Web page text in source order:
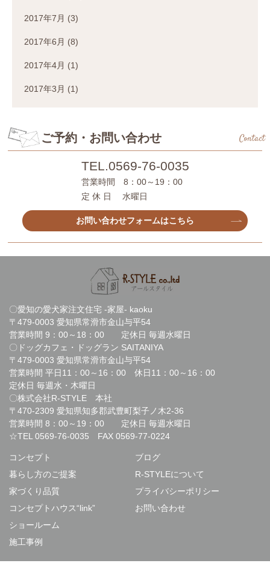
2017年7月 (3)
2017年6月 (8)
2017年4月 (1)
2017年3月 (1)
ご予約・お問い合わせ Contact
TEL.0569-76-0035
営業時間 8：00～19：00
定 休 日 水曜日
お問い合わせフォームはこちら
〇愛知の愛犬家注文住宅 -家屋- kaoku
〒479-0003 愛知県常滑市金山与平54
営業時間 9：00～18：00 定休日 毎週水曜日
〇ドッグカフェ・ドッグラン SAITANIYA
〒479-0003 愛知県常滑市金山与平54
営業時間 平日11：00～16：00 休日11：00～16：00
定休日 毎週水・木曜日
〇株式会社R-STYLE 本社
〒470-2309 愛知県知多郡武豊町梨子ノ木2-36
営業時間 8：00～19：00 定休日 毎週水曜日
☆TEL 0569-76-0035 FAX 0569-77-0224
コンセプト
暮らし方のご提案
家づくり品質
コンセプトハウス“link”
ショールーム
施工事例
ブログ
R-STYLEについて
プライバシーポリシー
お問い合わせ